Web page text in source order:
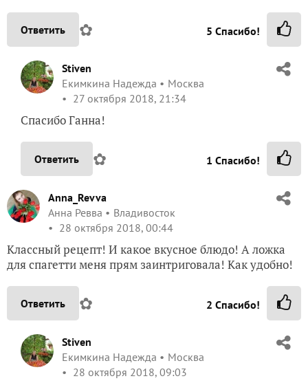
Ответить ✿ 5 Спасибо!
Stiven
Екимкина Надежда
Москва
27 октября 2018, 21:34
Спасибо Ганна!
Ответить ✿ 1 Спасибо!
Anna_Revva
Анна Ревва
Владивосток
28 октября 2018, 00:44
Классный рецепт! И какое вкусное блюдо! А ложка
для спагетти меня прям заинтриговала! Как удобно!
Ответить ✿ 2 Спасибо!
Stiven
Екимкина Надежда
Москва
28 октября 2018, 09:03